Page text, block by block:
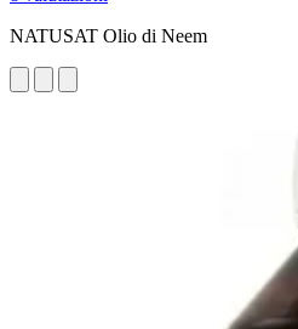
NATUSAT Olio di Neem